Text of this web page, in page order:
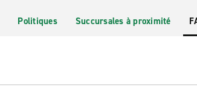
Politiques Succursales à proximité